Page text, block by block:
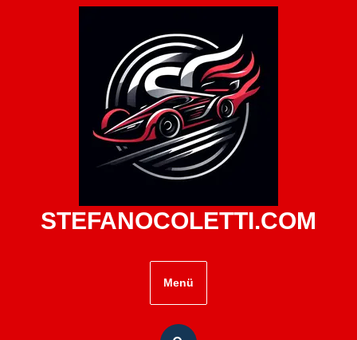
STEFANOCOLETTI.COM
Menü